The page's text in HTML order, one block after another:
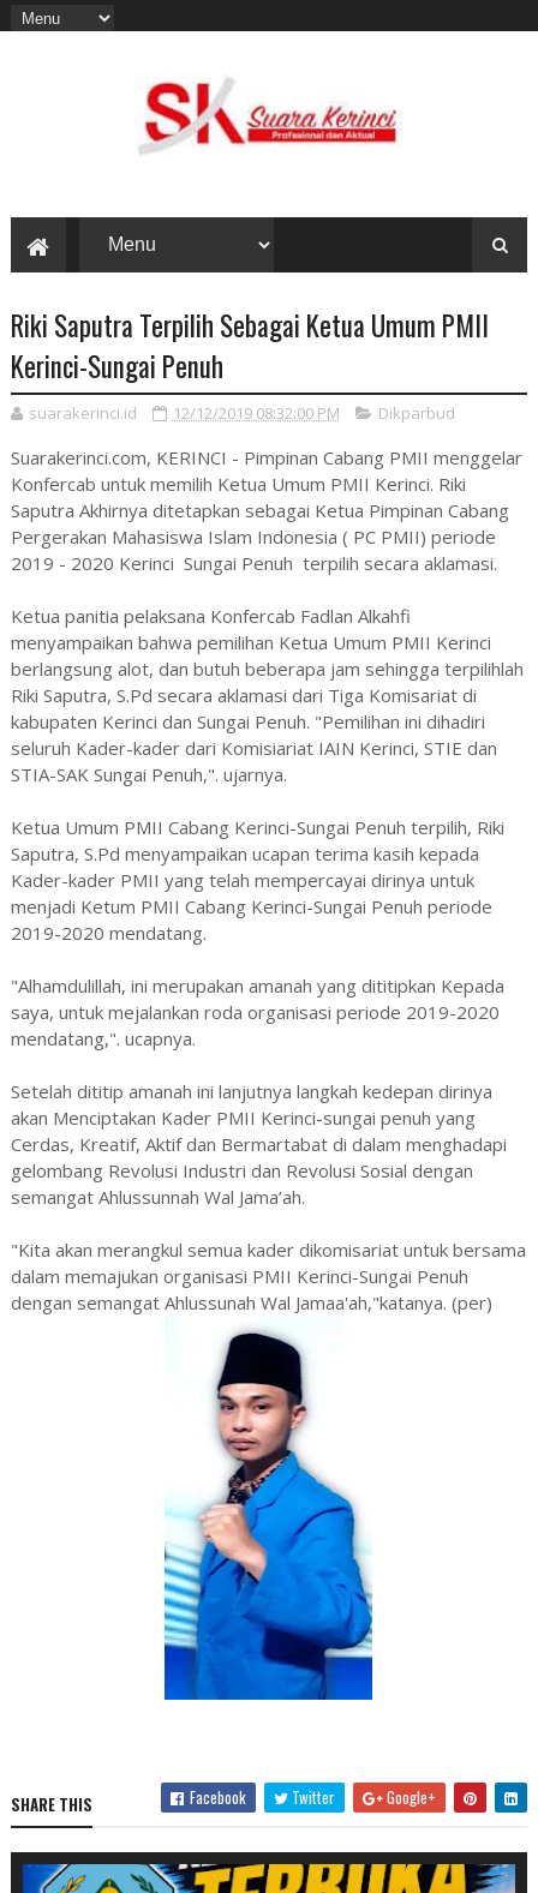
Riki Saputra Terpilih Sebagai Ketua Umum PMII
Kerinci-Sungai Penuh
suarakerinci.id 12/12/2019 08:32:00 PM Dikparbud
Suarakerinci.com, KERINCI - Pimpinan Cabang PMII menggelar
Konfercab untuk memilih Ketua Umum PMII Kerinci. Riki
Saputra Akhirnya ditetapkan sebagai Ketua Pimpinan Cabang
Pergerakan Mahasiswa Islam Indonesia ( PC PMII) periode
2019 - 2020 Kerinci Sungai Penuh terpilih secara aklamasi.
Ketua panitia pelaksana Konfercab Fadlan Alkahfi
menyampaikan bahwa pemilihan Ketua Umum PMII Kerinci
berlangsung alot, dan butuh beberapa jam sehingga terpilihlah
Riki Saputra, S.Pd secara aklamasi dari Tiga Komisariat di
kabupaten Kerinci dan Sungai Penuh. "Pemilihan ini dihadiri
seluruh Kader-kader dari Komisiariat IAIN Kerinci, STIE dan
STIA-SAK Sungai Penuh,". ujarnya.
Ketua Umum PMII Cabang Kerinci-Sungai Penuh terpilih, Riki
Saputra, S.Pd menyampaikan ucapan terima kasih kepada
Kader-kader PMII yang telah mempercayai dirinya untuk
menjadi Ketum PMII Cabang Kerinci-Sungai Penuh periode
2019-2020 mendatang.
"Alhamdulillah, ini merupakan amanah yang dititipkan Kepada
saya, untuk mejalankan roda organisasi periode 2019-2020
mendatang,". ucapnya.
Setelah dititip amanah ini lanjutnya langkah kedepan dirinya
akan Menciptakan Kader PMII Kerinci-sungai penuh yang
Cerdas, Kreatif, Aktif dan Bermartabat di dalam menghadapi
gelombang Revolusi Industri dan Revolusi Sosial dengan
semangat Ahlussunnah Wal Jama’ah.
"Kita akan merangkul semua kader dikomisariat untuk bersama
dalam memajukan organisasi PMII Kerinci-Sungai Penuh
dengan semangat Ahlussunah Wal Jamaa'ah,"katanya. (per)
SHARE THIS Facebook Twitter Google+